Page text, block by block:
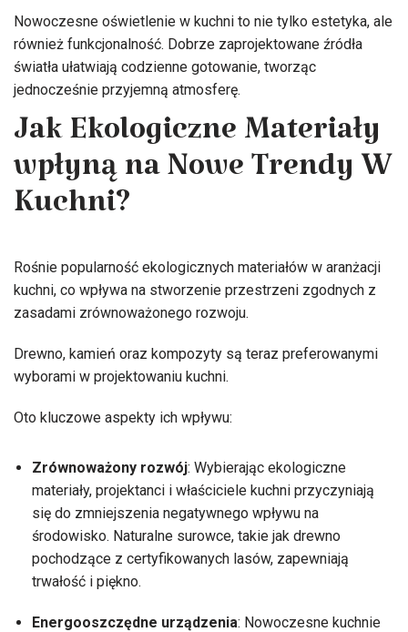
Nowoczesne oświetlenie w kuchni to nie tylko estetyka, ale
również funkcjonalność. Dobrze zaprojektowane źródła
światła ułatwiają codzienne gotowanie, tworząc
jednocześnie przyjemną atmosferę.
Jak Ekologiczne Materiały
wpłyną na Nowe Trendy W
Kuchni?
Rośnie popularność ekologicznych materiałów w aranżacji
kuchni, co wpływa na stworzenie przestrzeni zgodnych z
zasadami zrównoważonego rozwoju.
Drewno, kamień oraz kompozyty są teraz preferowanymi
wyborami w projektowaniu kuchni.
Oto kluczowe aspekty ich wpływu:
Zrównoważony rozwój: Wybierając ekologiczne
materiały, projektanci i właściciele kuchni przyczyniają
się do zmniejszenia negatywnego wpływu na
środowisko. Naturalne surowce, takie jak drewno
pochodzące z certyfikowanych lasów, zapewniają
trwałość i piękno.
Energooszczędne urządzenia: Nowoczesne kuchnie